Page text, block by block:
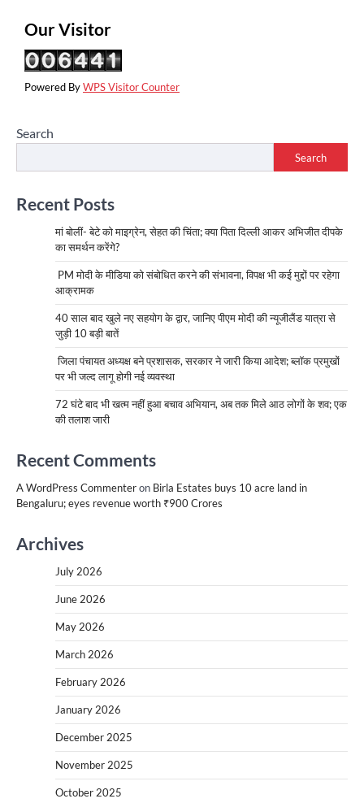
Our Visitor
Powered ByWPS Visitor Counter
Search
Search
Recent Posts
मां बोलीं- बेटे को माइग्रेन, सेहत की चिंता; क्या पिता दिल्ली आकर अभिजीत दीपके
का समर्थन करेंगे?
PM मोदी के मीडिया को संबोधित करने की संभावना, विपक्ष भी कई मुद्दों पर रहेगा
आक्रामक
40 साल बाद खुले नए सहयोग के द्वार, जानिए पीएम मोदी की न्यूजीलैंड यात्रा से
जुड़ी 10 बड़ी बातें
जिला पंचायत अध्यक्ष बने प्रशासक, सरकार ने जारी किया आदेश; ब्लॉक प्रमुखों
पर भी जल्द लागू होगी नई व्यवस्था
72 घंटे बाद भी खत्म नहीं हुआ बचाव अभियान, अब तक मिले आठ लोगों के शव; एक
की तलाश जारी
Recent Comments
A WordPress Commenteron Birla Estates buys 10 acre land in
Bengaluru; eyes revenue worth ₹900 Crores
Archives
July 2026
June 2026
May 2026
March 2026
February 2026
January 2026
December 2025
November 2025
October 2025